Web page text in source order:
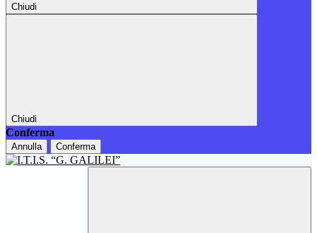
Chiudi
Chiudi
Conferma
Annulla Conferma